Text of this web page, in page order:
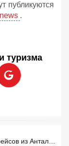
публикуются
.
туризма
Рекорд задержек рейсов из Антальи в Россию 5 августа